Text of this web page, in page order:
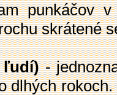
punkáčov
skrátené
ľudí)-
dlhých